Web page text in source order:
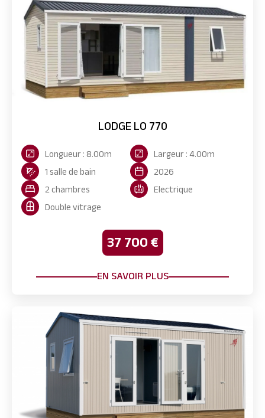
LODGE LO 770
Longueur : 8.00m
Largeur : 4.00m
1 salle de bain
2026
2 chambres
Electrique
Double vitrage
37 700 €
EN SAVOIR PLUS